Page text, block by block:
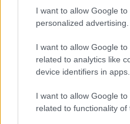
I want to allow Google to
personalized advertising.
I want to allow Google
related to analytics like
device identifiers in apps.
I want to allow Google
related to functionality of
titokban az, hogy
Az Among Us azóta
videojátékos határokon:
, plüssfigura, sőt a
játék receptje.